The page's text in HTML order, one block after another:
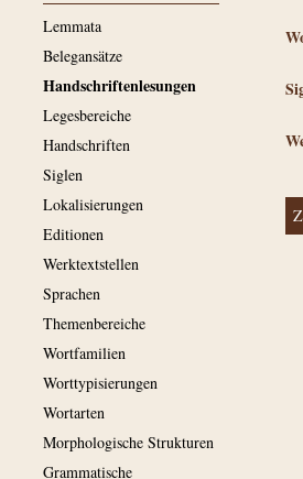
Lemmata
Belegansätze
Handschriftenlesungen
Legesbereiche
Handschriften
Siglen
Lokalisierungen
Editionen
Werktextstellen
Sprachen
Themenbereiche
Wortfamilien
Worttypisierungen
Wortarten
Morphologische Strukturen
Grammatische